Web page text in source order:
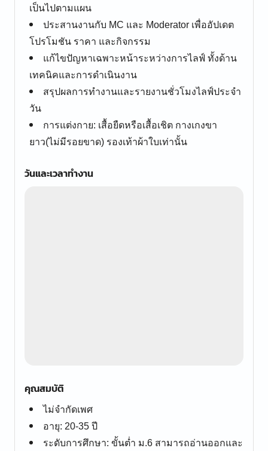
เป็นไปตามแผน
ประสานงานกับ MC และ Moderator เพื่ออัปเดต
โปรโมชัน ราคา และกิจกรรม
แก้ไขปัญหาเฉพาะหน้าระหว่างการไลฟ์ ทั้งด้าน
เทคนิคและการดำเนินงาน
สรุปผลการทำงานและรายงานชั่วโมงไลฟ์ประจำ
วัน
การแต่งกาย: เสื้อยืดหรือเสื้อเชิต กางเกงขา
ยาว(ไม่มีรอยขาด) รองเท้าผ้าใบเท่านั้น
วันและเวลาทำงาน
คุณสมบัติ
ไม่จำกัดเพศ
อายุ: 20-35 ปี
ระดับการศึกษา: ขั้นต่ำ ม.6 สามารถอ่านออกและ